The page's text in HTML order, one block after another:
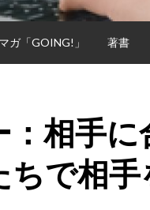
ガ「GOING!」 著書
：相手
ちで相